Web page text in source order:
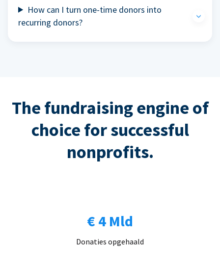
How can I turn one-time donors into
recurring donors?
The fundraising engine of
choice for successful
nonprofits.
€ 4 Mld
Donaties opgehaald